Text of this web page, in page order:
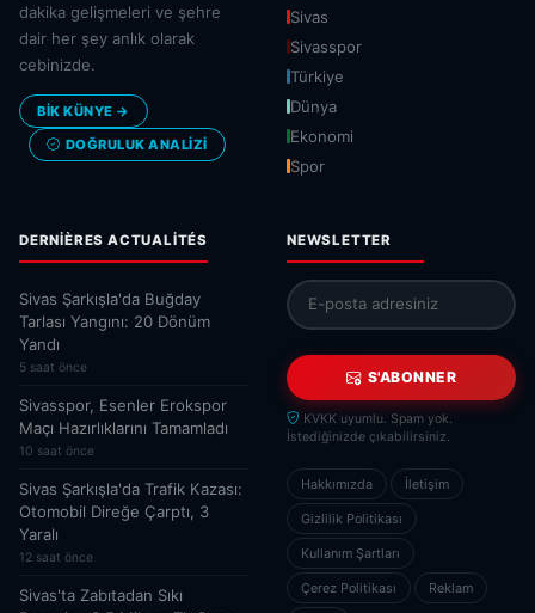
dakika gelişmeleri ve şehre
dair her şey anlık olarak
cebinizde.
BİK KÜNYE →
DOĞRULUK ANALIZI
Sivas
Sivasspor
Türkiye
Dünya
Ekonomi
Spor
DERNIÈRES ACTUALITÉS
Sivas Şarkışla'da Buğday
Tarlası Yangını: 20 Dönüm
Yandı
5 saat önce
Sivasspor, Esenler Erokspor
Maçı Hazırlıklarını Tamamladı
10 saat önce
Sivas Şarkışla'da Trafik Kazası:
Otomobil Direğe Çarptı, 3
Yaralı
12 saat önce
Sivas'ta Zabıtadan Sıkı
NEWSLETTER
S'ABONNER
KVKK uyumlu. Spam yok.
İstediğinizde çıkabilirsiniz.
Hakkımızda İletişim
Gizlilik Politikası
Kullanım Şartları
Çerez Politikası Reklam